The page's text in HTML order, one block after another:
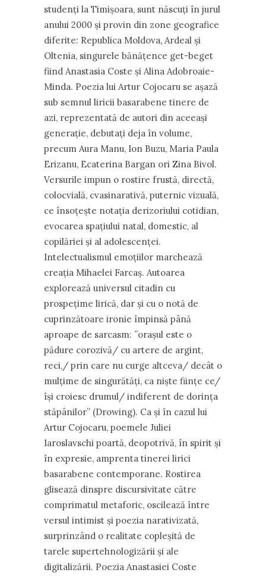
studenți la Timișoara, sunt născuți în jurul
anului 2000 și provin din zone geografice
diferite: Republica Moldova, Ardeal și
Oltenia, singurele bănățence get-beget
fiind Anastasia Coste și Alina Adobroaie-
Minda. Poezia lui Artur Cojocaru se așază
sub semnul liricii basarabene tinere de
azi, reprezentată de autori din aceeași
generație, debutați deja în volume,
precum Aura Manu, Ion Buzu, Maria Paula
Erizanu, Ecaterina Bargan ori Zina Bivol.
Versurile impun o rostire frustă, directă,
colocvială, cvasinarativă, puternic vizuală,
ce însoțește notația derizoriului cotidian,
evocarea spațiului natal, domestic, al
copilăriei și al adolescenței.
Intelectualismul emoţiilor marchează
creația Mihaelei Farcaș. Autoarea
explorează universul citadin cu
prospețime lirică, dar și cu o notă de
cuprinzătoare ironie împinsă până
aproape de sarcasm: ”orașul este o
pădure corozivă/ cu artere de argint,
reci,/ prin care nu curge altceva/ decât o
mulțime de singurătăți, ca niște ființe ce/
își croiesc drumul/ indiferent de dorința
stăpânilor” (Drowing). Ca și în cazul lui
Artur Cojocaru, poemele Juliei
Iaroslavschi poartă, deopotrivă, în spirit și
în expresie, amprenta tinerei lirici
basarabene contemporane. Rostirea
glisează dinspre discursivitate către
comprimatul metaforic, oscilează între
versul intimist și poezia narativizată,
surprinzând o realitate copleșită de
tarele supertehnologizării și ale
digitalizării. Poezia Anastasiei Coste